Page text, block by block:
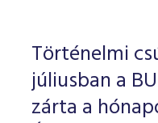
Jelzáloglevél
Vállalati kötvény
Azonnali Piac
Részvények
Származékos piac
Részvény szekció
Hitelpapír szekció
BÉT szabályzatok
Befektetővédelem
Alkalmazott
Elszámolás
Részvény és vállalati
program
BÉT Xtend -
TŐZSDETAGOK
Tőzsdetagok,
VENDOROK
Történelmi
júliusban a
zárta a